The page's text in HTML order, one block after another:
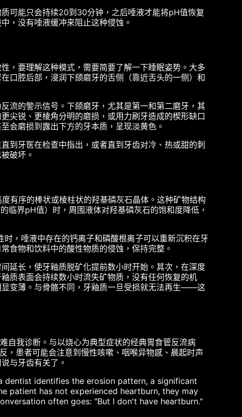
可能只会持续20到30分钟，之后唾液才能将pH值恢复
，没有唾液缓冲来阻止这种侵蚀。
，要理解这种模式，需要简要了解一下睡眠姿势。大多
口腔后部，浸润下颌磨牙的舌侧（靠近舌头的一侧）和
流的警示信号。下颌磨牙，尤其是第一和第二磨牙，其
锐、更棱角分明的磨损，或用力刷牙造成的楔形缺口
会磨损到露出下方的牙本质，呈现淡黄色。
到牙医在检查中指出，或者直到牙齿对冷、热或甜的刺
破坏。
有序的棒状或棱柱状的羟基磷灰石晶体。这种矿物结构
临界pH值）时，周围液体对羟基磷灰石的饱和度降低，
，唾液中存在的钙离子和磷酸根离子可以重新沉积在牙
食物和饮料中的酸性物质的侵蚀，保持完整。
延长，使牙釉质脱矿化提前数小时开始。其次，在深度
表面会持续数小时流失矿物质，没有任何恢复的机
变薄。与骨骼不同，牙釉质一旦受损就无法再生——这
自我诊断。与以烧心为典型症状的经典胃食管反流病
，患者可能会注意到慢性咳嗽、咽喉异物感、晨起时声
与牙齿有关了。
identifies the erosion pattern, a significant
patient has not experienced heartburn, they may
often goes: "But I don't have heartburn."